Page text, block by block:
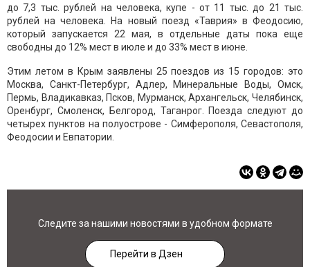
до 7,3 тыс. рублей на человека, купе - от 11 тыс. до 21 тыс.
рублей на человека. На новый поезд «Таврия» в Феодосию,
который запускается 22 мая, в отдельные даты пока еще
свободны до 12% мест в июле и до 33% мест в июне.
Этим летом в Крым заявлены 25 поездов из 15 городов: это
Москва, Санкт-Петербург, Адлер, Минеральные Воды, Омск,
Пермь, Владикавказ, Псков, Мурманск, Архангельск, Челябинск,
Оренбург, Смоленск, Белгород, Таганрог. Поезда следуют до
четырех пунктов на полуострове - Симферополя, Севастополя,
Феодосии и Евпатории.
Следите за нашими новостями в удобном формате
Перейти в Дзен